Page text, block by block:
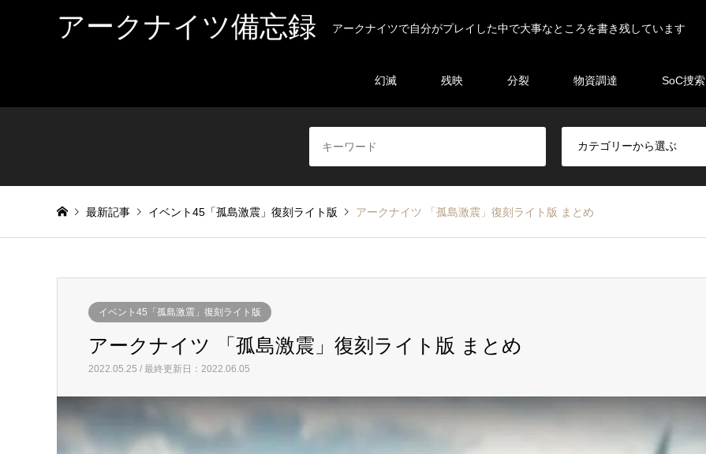
アークナイツ備忘録 アークナイツで自分がプレイした中で大事なところを書き残しています
幻滅 残映 分裂 物資調達 SoC捜索
最新記事 イベント45「孤島激震」復刻ライト版 アークナイツ 「孤島激震」復刻ライト版 まとめ
イベント45「孤島激震」復刻ライト版
アークナイツ 「孤島激震」復刻ライト版 まとめ
2022.05.25 / 最終更新日：2022.06.05